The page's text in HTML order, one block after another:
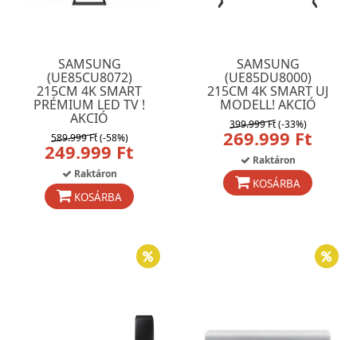
SAMSUNG
(UE85CU8072)
215CM 4K SMART
PRÉMIUM LED TV !
AKCIÓ
589.999 Ft(-58%)
249.999 Ft
Raktáron
KOSÁRBA
SAMSUNG
(UE85DU8000)
215CM 4K SMART UJ
MODELL! AKCIÓ
399.999 Ft(-33%)
269.999 Ft
Raktáron
KOSÁRBA